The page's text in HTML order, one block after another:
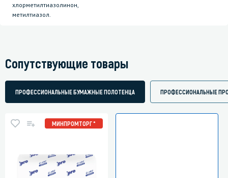
хлорметилтиазолинон,
метилтиазол.
Сопутствующие товары
ПРОФЕССИОНАЛЬНЫЕ БУМАЖНЫЕ ПОЛОТЕНЦА ПРОФЕССИОНАЛЬНЫЕ
МИНПРОМТОРГ *